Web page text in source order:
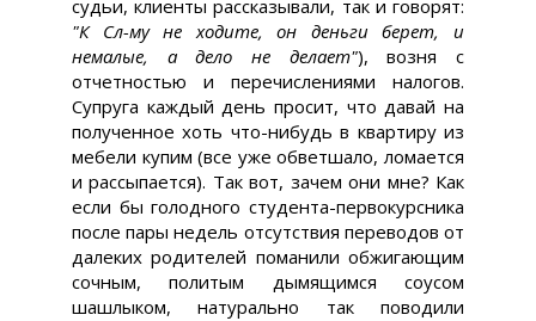
судьи, клиенты рассказывали, так и говорят:
"К Сл-му не ходите, он деньги берет, и
немалые, а дело не делает"), возня с
отчетностью и перечислениями налогов.
Супруга каждый день просит, что давай на
полученное хоть что-нибудь в квартиру из
мебели купим (все уже обветшало, ломается
и рассыпается). Так вот, зачем они мне? Как
если бы голодного студента-первокурсника
после пары недель отсутствия переводов от
далеких родителей поманили обжигающим
сочным, политым дымящимся соусом
шашлыком, натурально так поводили